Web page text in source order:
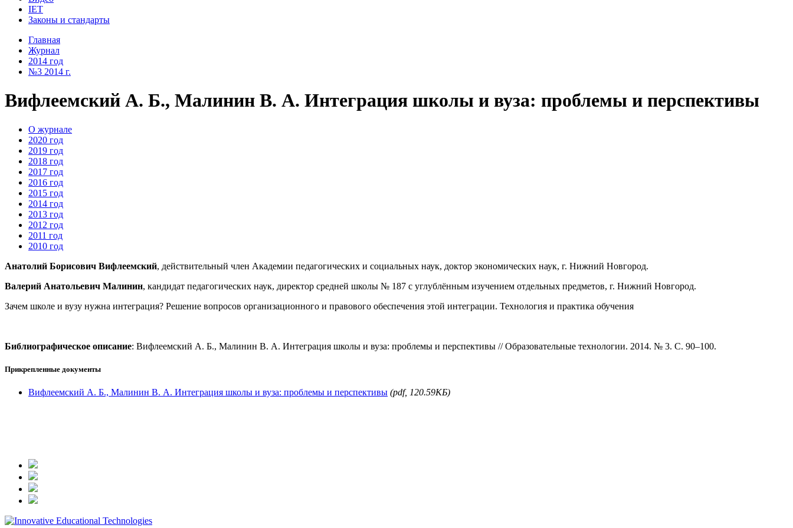
IET
Законы и стандарты
Главная
Журнал
2014 год
№3 2014 г.
Вифлеемский А. Б., Малинин В. А. Интеграция школы и вуза: проблемы и перспективы
О журнале
2020 год
2019 год
2018 год
2017 год
2016 год
2015 год
2014 год
2013 год
2012 год
2011 год
2010 год
Анатолий Борисович Вифлеемский, действительный член Академии педагогических и социальных наук, доктор экономических наук, г. Нижний Новгород.
Валерий Анатольевич Малинин, кандидат педагогических наук, директор средней школы № 187 с углублённым изучением отдельных предметов, г. Нижний Новгород.
Зачем школе и вузу нужна интеграция? Решение вопросов организационного и правового обеспечения этой интеграции. Технология и практика обучения
Библиографическое описание: Вифлеемский А. Б., Малинин В. А. Интеграция школы и вуза: проблемы и перспективы // Образовательные технологии. 2014. № 3. С. 90–100.
Прикрепленные документы
Вифлеемский А. Б., Малинин В. А. Интеграция школы и вуза: проблемы и перспективы (pdf, 120.59КБ)